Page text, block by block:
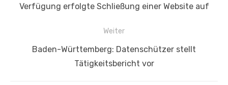
Beitrag:
Verfügung erfolgte Schließung einer Website auf
Weiter
Nächster
Baden-Württemberg: Datenschützer stellt
Tätigkeitsbericht vor